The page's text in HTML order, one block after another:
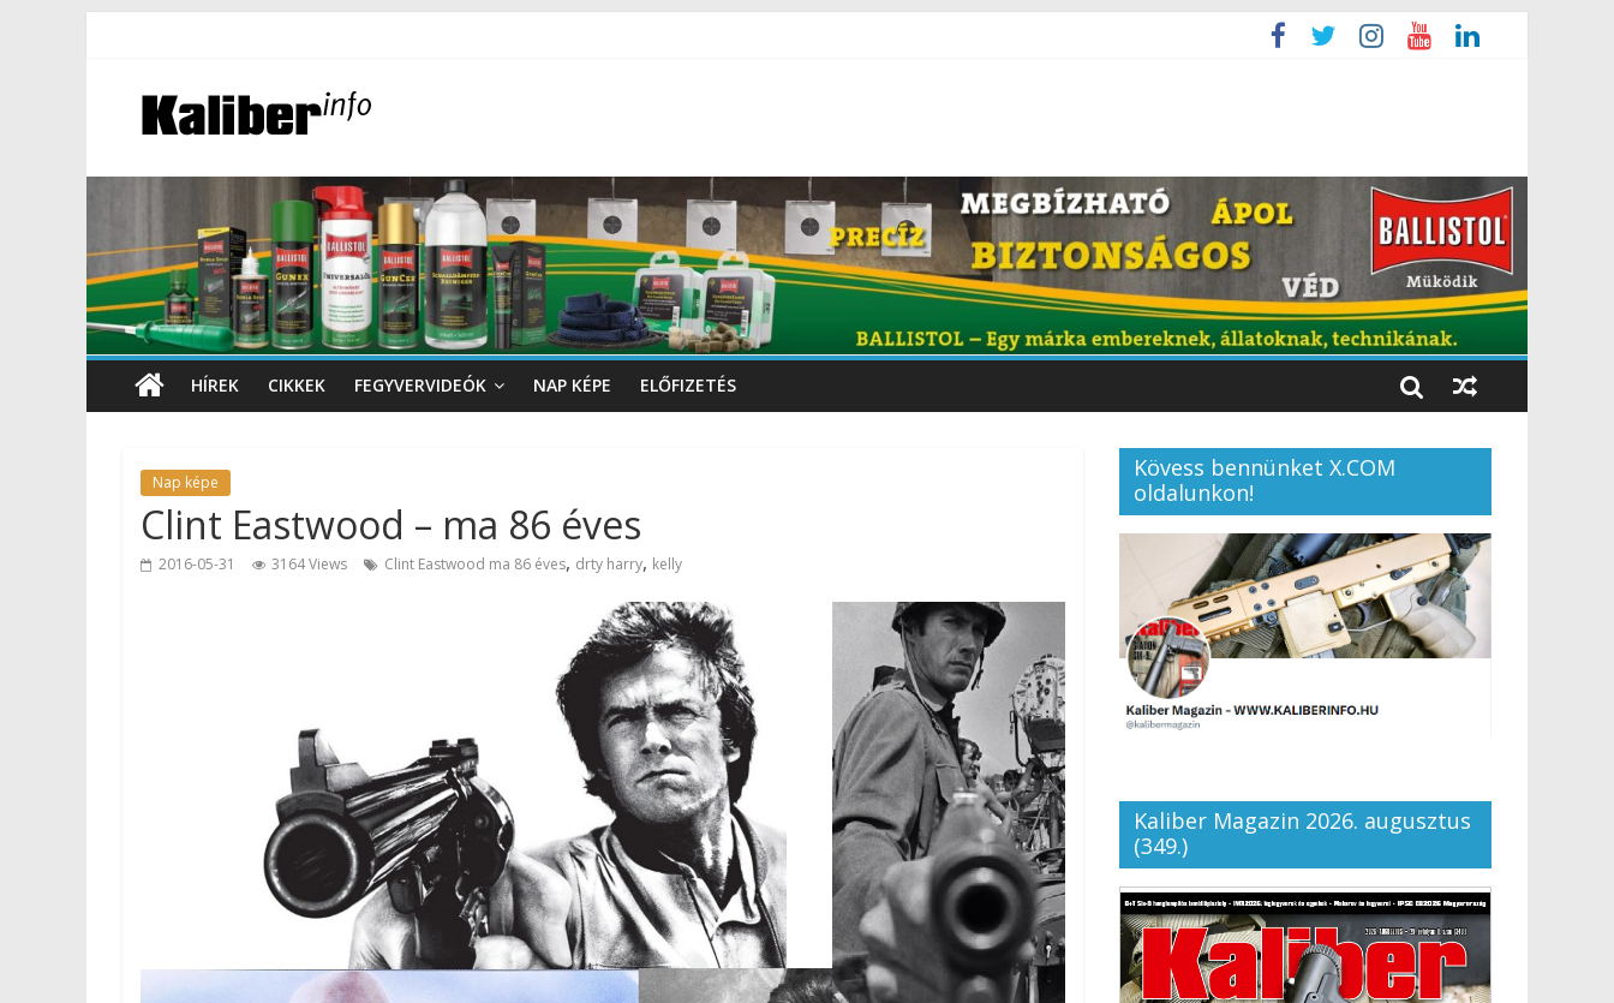
HÍREK CIKKEK FEGYVERVIDEÓK NAP KÉPE ELŐFIZETÉS
Nap képe
Clint Eastwood – ma 86 éves
2016-05-31 3164 Views Clint Eastwood ma 86 éves, drty harry, kelly
Kövess bennünket X.COM
oldalunkon!
Kaliber Magazin 2026. augusztus
(349.)